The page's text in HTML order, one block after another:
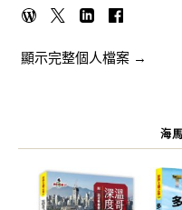
顯示完整個人檔案 →
海